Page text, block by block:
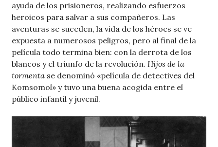
ayuda de los prisioneros, realizando esfuerzos
heroicos para salvar a sus compañeros. Las
aventuras se suceden, la vida de los héroes se ve
expuesta a numerosos peligros, pero al final de la
película todo termina bien: con la derrota de los
blancos y el triunfo de la revolución. Hijos de la
tormenta se denominó «película de detectives del
Komsomol» y tuvo una buena acogida entre el
público infantil y juvenil.